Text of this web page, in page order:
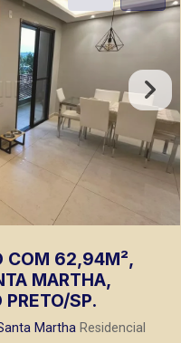
COM 62,94M²,
MARTHA,
PRETO/SP.
Martha Residencial